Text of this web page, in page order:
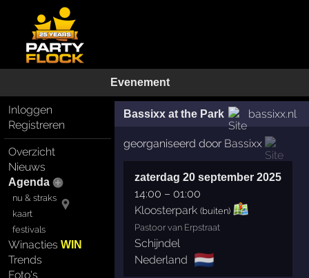
Evenement
Inloggen
Registreren
Overzicht
Nieuws
Agenda
nu & straks
kaart
festivals
WinactiesWIN
Trends
Foto's
Bassixx at the Park bassixx.nl
georganiseerd door Bassixx
zaterdag 20 september 2025
14:00 – 01:00
Kloosterpark (buiten)
Pastoor van Erpstraat
Schijndel
Nederland 🇳🇱